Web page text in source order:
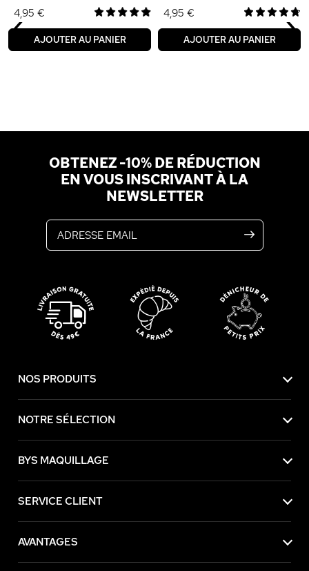
4,95 €
AJOUTER AU PANIER
4,95 €
AJOUTER AU PANIER
‹ ›
OBTENEZ -10% DE RÉDUCTION
EN VOUS INSCRIVANT À LA
NEWSLETTER
NOS PRODUITS
NOTRE SÉLECTION
BYS MAQUILLAGE
SERVICE CLIENT
AVANTAGES